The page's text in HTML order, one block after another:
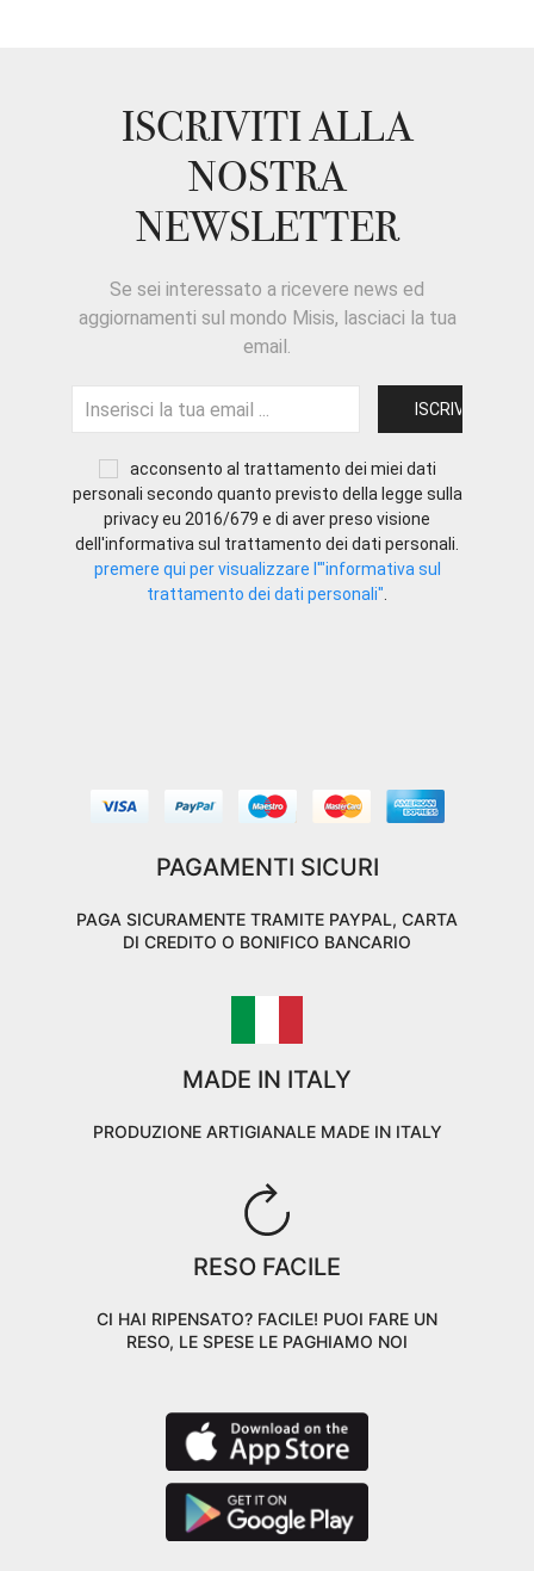
ISCRIVITI ALLA
NOSTRA
NEWSLETTER
Se sei interessato a ricevere news ed
aggiornamenti sul mondo Misis, lasciaci la tua
email.
acconsento al trattamento dei miei dati
personali secondo quanto previsto della legge sulla
privacy eu 2016/679 e di aver preso visione
dell'informativa sul trattamento dei dati personali.
premere qui per visualizzare l'"informativa sul
trattamento dei dati personali".
PAGAMENTI SICURI
PAGA SICURAMENTE TRAMITE PAYPAL, CARTA
DI CREDITO O BONIFICO BANCARIO
MADE IN ITALY
PRODUZIONE ARTIGIANALE MADE IN ITALY
RESO FACILE
CI HAI RIPENSATO? FACILE! PUOI FARE UN
RESO, LE SPESE LE PAGHIAMO NOI